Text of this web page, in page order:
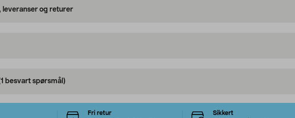
leveranser og returer
besvart spørsmål)
Fri retur
Sikkert